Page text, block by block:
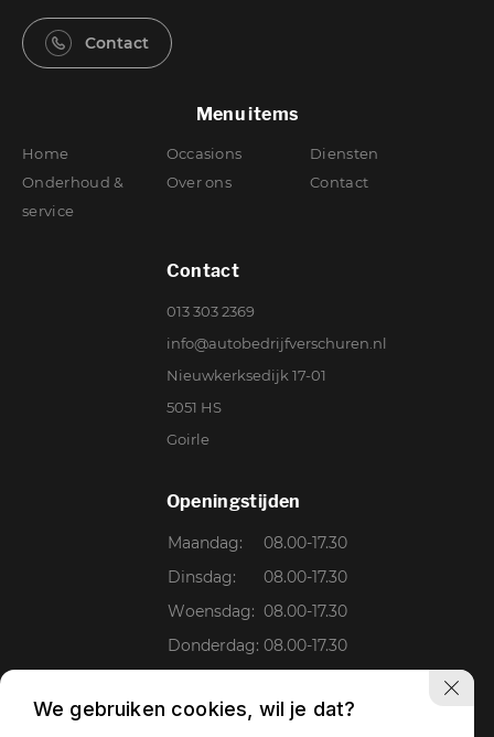
Contact
Menu items
Home Occasions
Diensten
Onderhoud &
service
Over ons Contact
Contact
013 303 2369
info@autobedrijfverschuren.nl
Nieuwkerksedijk 17-01
5051 HS
Goirle
Openingstijden
Maandag:
08.00-17.30
Dinsdag:
08.00-17.30
Woensdag: 08.00-17.30
Donderdag: 08.00-17.30
Zaterdag:
09.00-15.00
We gebruiken cookies, wil je dat?